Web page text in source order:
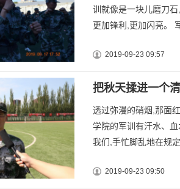
训就像是一块儿磨刀
更加锋利,更加闪亮。
2019-09-23 09:57
把秋天揉进一个
透过弥漫的硝烟,那面
学院的军训有汗水、
我们,手忙脚乱地在规
2019-09-23 09:50